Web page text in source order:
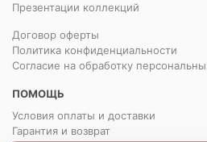
Презентации коллекций
Договор оферты
Политика конфиденциальности
Согласие на обработку
ПОМОЩЬ
Условия оплаты и доставки
Гарантия и возврат